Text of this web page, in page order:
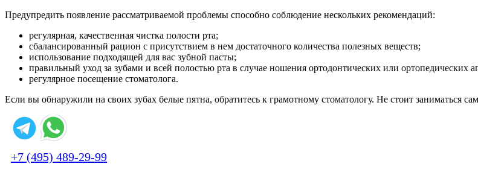
Предупредить появление рассматриваемой проблемы способно соблюдение нескольких рекомендаций:
регулярная, качественная чистка полости рта;
сбалансированный рацион с присутствием в нем достаточного количества полезных веществ;
использование подходящей для вас зубной пасты;
правильный уход за зубами и всей полостью рта в случае ношения ортодонтических или ортопедических
регулярное посещение стоматолога.
Если вы обнаружили на своих зубах белые пятна, обратитесь к грамотному стоматологу. Не стоит заниматься
+7 (495) 489-29-99